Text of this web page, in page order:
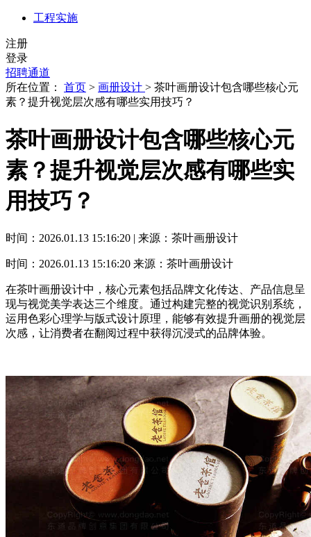
工程实施
注册
登录
招聘通道
所在位置： 首页 > 画册设计 > 茶叶画册设计包含哪些核心元
素？提升视觉层次感有哪些实用技巧？
茶叶画册设计包含哪些核心元
素？提升视觉层次感有哪些实
用技巧？
时间：2026.01.13 15:16:20 | 来源：茶叶画册设计
时间：2026.01.13 15:16:20 来源：茶叶画册设计
在茶叶画册设计中，核心元素包括品牌文化传达、产品信息呈
现与视觉美学表达三个维度。通过构建完整的视觉识别系统，
运用色彩心理学与版式设计原理，能够有效提升画册的视觉层
次感，让消费者在翻阅过程中获得沉浸式的品牌体验。